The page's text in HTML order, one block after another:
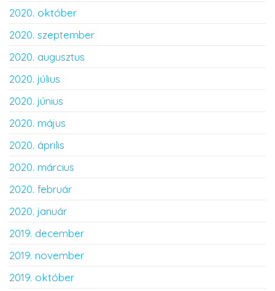
2020. október
2020. szeptember
2020. augusztus
2020. július
2020. június
2020. május
2020. április
2020. március
2020. február
2020. január
2019. december
2019. november
2019. október